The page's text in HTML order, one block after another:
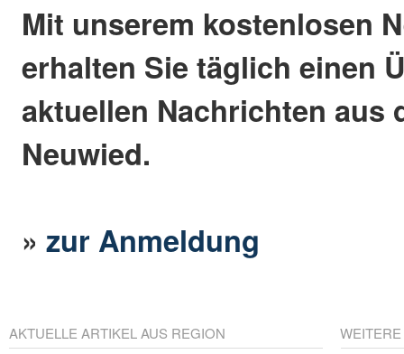
Mit unserem kostenlosen
erhalten Sie täglich einen
aktuellen Nachrichten aus
Neuwied.
»zur Anmeldung
AKTUELLE ARTIKEL AUS REGION